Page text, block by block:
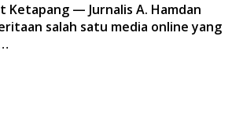
Ketapang — Jurnalis A. Hamdan
salah satu media online yang